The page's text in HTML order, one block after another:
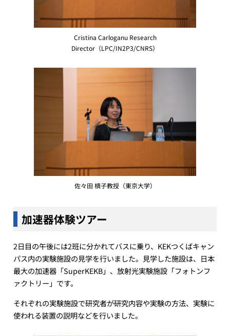
Cristina Carloganu Research
Director（LPC/IN2P3/CNRS）
佐々田 槙子教授（東京大学）
加速器体験ツアー
2日目の午後には2班に分かれてバスに乗り、KEKつくばキャン
パス内の実験施設の見学を行いました。見学した施設は、日本
最大の加速器「SuperKEKB」、放射光実験施設「フォトンフ
ァクトリー」です。
それぞれの実験施設で研究者が研究内容や実験の方法、実験に
使われる装置の説明などを行いました。